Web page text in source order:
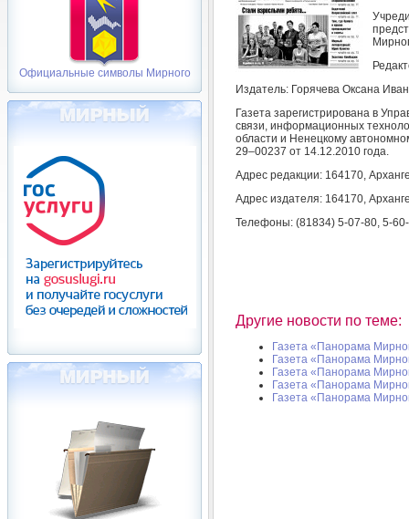
Официальные символы Мирного
Издатель: Горячева Оксана
Газета зарегистрирована в
связи, информационных
области и Ненецкому
29–00237 от 14.12.2010 года.
Адрес редакции: 164170,
Адрес издателя: 164170,
Телефоны: (81834) 5-07-80, 5-
Другие новости по теме:
Газета «Панорама
Газета «Панорама
Газета «Панорама
Газета «Панорама
Газета «Панорама